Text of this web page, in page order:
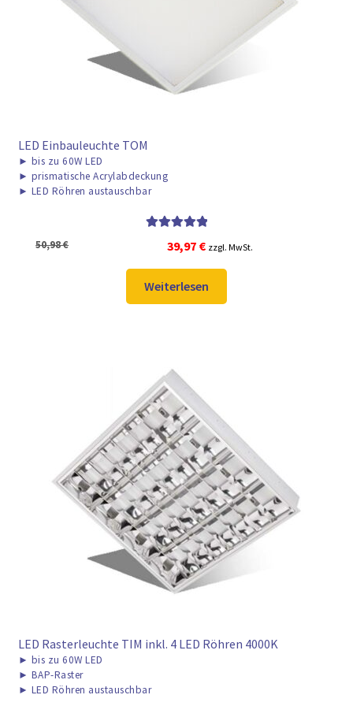
► ZAHLARTEN
► VERSANDARTEN
LED Einbauleuchte TOM
► bis zu 60W LED
► prismatische Acrylabdeckung
► LED Röhren austauschbar
von 5
50,98€
Ursprünglicher
Preis
war:
50,98 €
39,97 €Aktueller
Preis
ist:
39,97 €.
zzgl. MwSt.
Weiterlesen
LED Rasterleuchte TIM inkl. 4 LED Röhren 4000K
► bis zu 60W LED
► BAP-Raster
► LED Röhren austauschbar